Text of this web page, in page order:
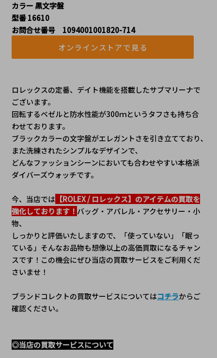
カラー 黒文字盤
型番 16610
お問合せ番号 1094001001820-714
オンラインストアで見る
ロレックスの定番、デイト機能を搭載したサブマリーナで
ございます。
回転するベゼルと防水性能が300ｍというタフさも持ち合
わせております。
ブラックカラーの文字盤がエレガントさを引き立てており､
また洗練されたシンプルなデザインで､
どんなファッションシーンにおいても合わせやすい本格派
ダイバーズウォッチです。
今、当店では【ROLEX / ロレックス】のアイテムの買取を
強化しております！ バッグ・アパレル・アクセサリー・小
物、
しっかりと評価いたしますので、「使っていない」「眠っ
ている」そんなお品物も想像以上の高価買取になるチャン
スです！この機会にぜひ当店の買取サービスをご利用くだ
さいませ！
ブランドコレクトの買取サービスについてはコチラからご
確認ください。
◎当店の買取サービスについて